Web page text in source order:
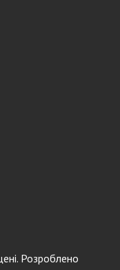
Розроблено